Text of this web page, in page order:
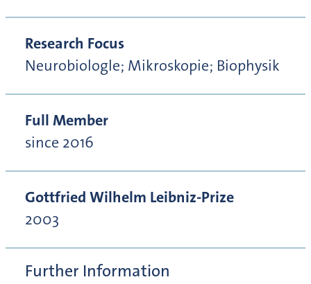
Research Focus
Neurobiologle; Mikroskopie; Biophysik
Full Member
since 2016
Gottfried Wilhelm Leibniz-Prize
2003
Further Information